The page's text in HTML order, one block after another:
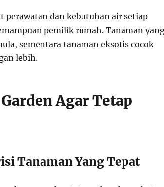
dan kebutuhan air setiap
pemilik rumah. Tanaman yang
sementara tanaman eksotis cocok
lebih.
Agar Tetap
Tanaman Yang Tepat